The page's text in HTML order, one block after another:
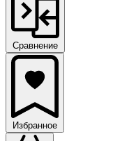
Сравнение
Избранное